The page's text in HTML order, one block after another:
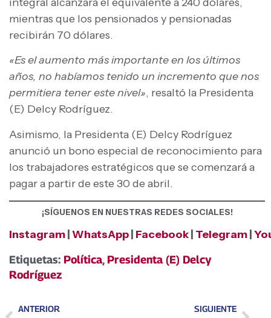
mientras que los pensionados y pensionadas
recibirán 70 dólares.
«Es el aumento más importante en los últimos
años, no habíamos tenido un incremento que nos
permitiera tener este nivel», resaltó la Presidenta
(E) Delcy Rodríguez.
Asimismo, la Presidenta (E) Delcy Rodríguez
anunció un bono especial de reconocimiento para
los trabajadores estratégicos que se comenzará a
pagar a partir de este 30 de abril.
¡SÍGUENOS EN NUESTRAS REDES SOCIALES!
Instagram WhatsApp Facebook Telegram
Etiquetas: Política, Presidenta (E) Delcy
Rodríguez
ANTERIOR SIGUIENTE